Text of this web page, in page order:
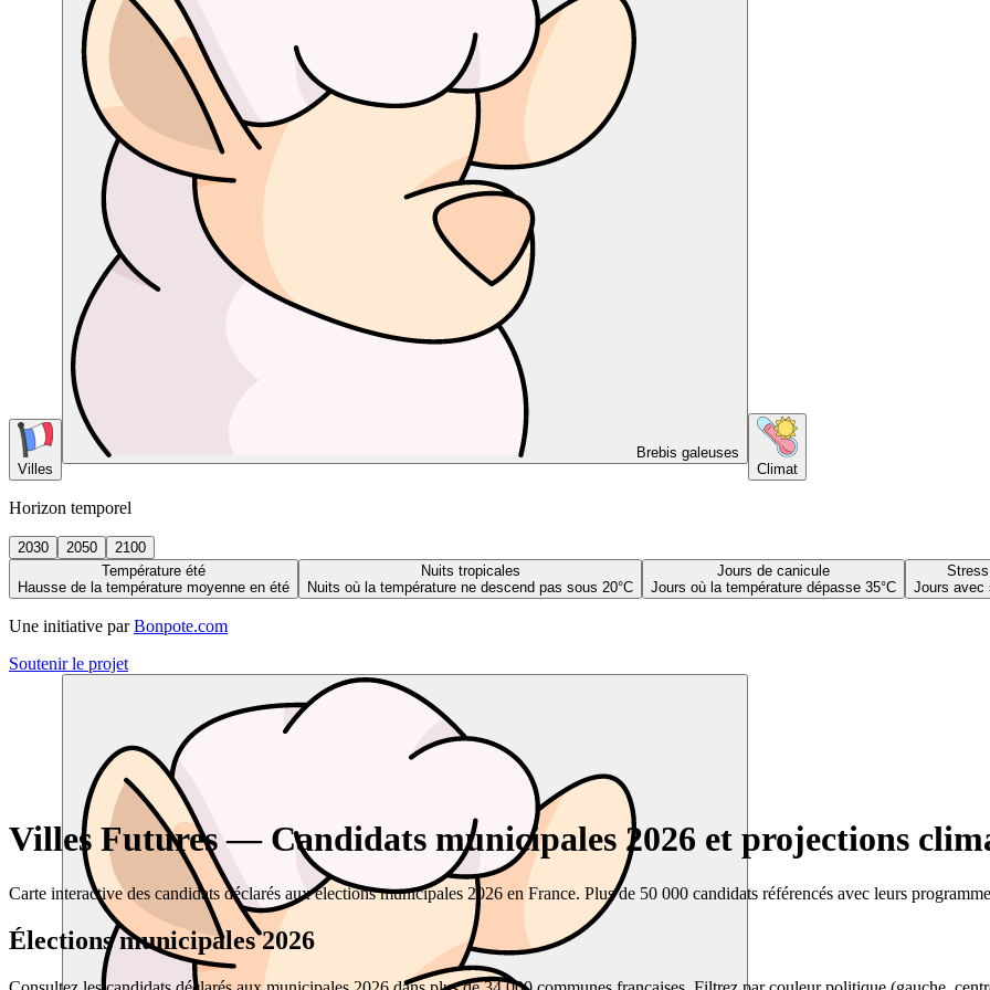
Villes
Brebis galeuses
Climat
Horizon temporel
2030 2050
2100
Température été
Hausse de la température moyenne en été
Nuits tropicales
Nuits où la température ne descend pas sous 20°C
Jours de canicule
Jours où la température dépasse 35°C
Jours avec
Une initiative par Bonpote.com
Soutenir le projet
Villes Futures — Candidats municipales 2026 et projections
Carte interactive des candidats déclarés aux élections municipales 2026 en France. Plus de 50 000 candidats référencés avec leurs
Élections municipales 2026